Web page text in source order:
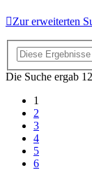
Zur erweiterten
Die Suche ergab
1
2
3
4
5
6